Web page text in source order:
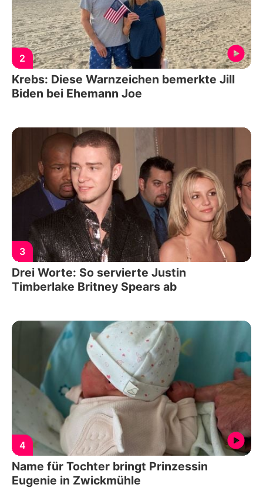
2
Krebs: Diese Warnzeichen bemerkte Jill
Biden bei Ehemann Joe
3
Drei Worte: So servierte Justin
Timberlake Britney Spears ab
4
Name für Tochter bringt Prinzessin
Eugenie in Zwickmühle